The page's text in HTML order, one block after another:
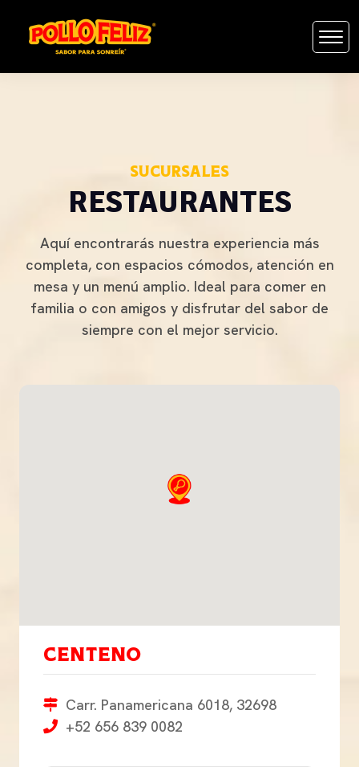
SUCURSALES
RESTAURANTES
Aquí encontrarás nuestra experiencia más
completa, con espacios cómodos, atención en
mesa y un menú amplio. Ideal para comer en
familia o con amigos y disfrutar del sabor de
siempre con el mejor servicio.
Centeno
Carr. Panamericana 6018, 32698
+52 656 839 0082